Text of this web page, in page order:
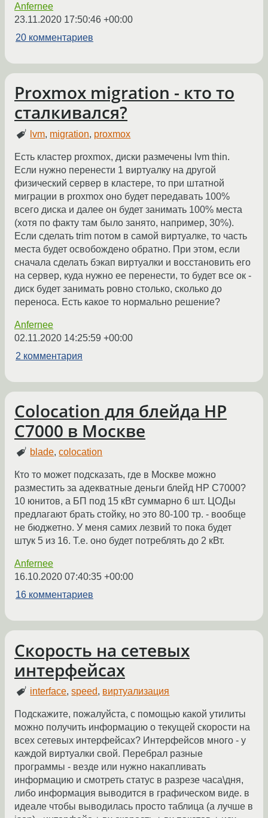
Anfernee
23.11.2020 17:50:46 +00:00
20 комментариев
Proxmox migration - кто то
сталкивался?
lvm, migration, proxmox
Есть кластер proxmox, диски размечены lvm thin.
Если нужно перенести 1 виртуалку на другой
физический сервер в кластере, то при штатной
миграции в proxmox оно будет передавать 100%
всего диска и далее он будет занимать 100% места
(хотя по факту там было занято, например, 30%).
Если сделать trim потом в самой виртуалке, то часть
места будет освобождено обратно. При этом, если
сначала сделать бэкап виртуалки и восстановить его
на сервер, куда нужно ее перенести, то будет все ок -
диск будет занимать ровно столько, сколько до
переноса. Есть какое то нормально решение?
Anfernee
02.11.2020 14:25:59 +00:00
2 комментария
Colocation для блейда HP
C7000 в Москве
blade,colocation
Кто то может подсказать, где в Москве можно
разместить за адекватные деньги блейд HP C7000?
10 юнитов, а БП под 15 кВт суммарно 6 шт. ЦОДы
предлагают брать стойку, но это 80-100 тр. - вообще
не бюджетно. У меня самих лезвий то пока будет
штук 5 из 16. Т.е. оно будет потреблять до 2 кВт.
Anfernee
16.10.2020 07:40:35 +00:00
16 комментариев
Скорость на сетевых
интерфейсах
interface,speed, виртуализация
Подскажите, пожалуйста, с помощью какой утилиты
можно получить информацию о текущей скорости на
всех сетевых интерфейсах? Интерфейсов много - у
каждой виртуалки свой. Перебрал разные
программы - везде или нужно накапливать
информацию и смотреть статус в разрезе часа\дня,
либо информация выводится в графическом виде. в
идеале чтобы выводилась просто таблица (а лучше в